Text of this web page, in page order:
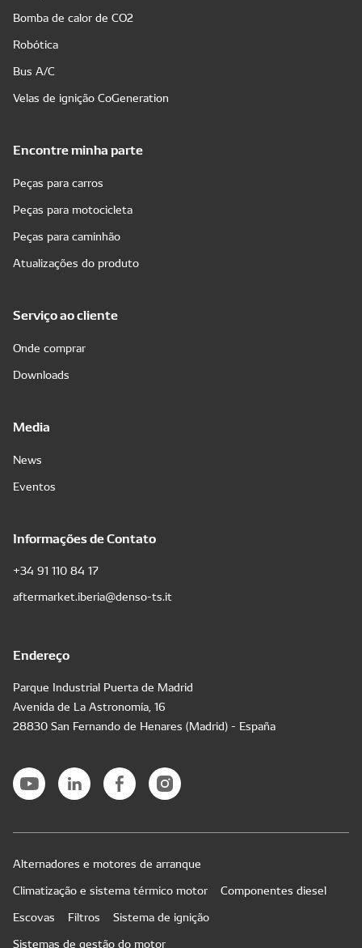
Bomba de calor de CO2
Robótica
Bus A/C
Velas de ignição CoGeneration
Encontre minha parte
Peças para carros
Peças para motocicleta
Peças para caminhão
Atualizações do produto
Serviço ao cliente
Onde comprar
Downloads
Media
News
Eventos
Informações de Contato
+34 91 110 84 17
aftermarket.iberia@denso-ts.it
Endereço
Parque Industrial Puerta de Madrid
Avenida de La Astronomía, 16
28830 San Fernando de Henares (Madrid) - España
Alternadores e motores de arranque
Climatização e sistema térmico motor
Componentes diesel
Escovas
Filtros
Sistema de ignição
Sistemas de gestão do motor